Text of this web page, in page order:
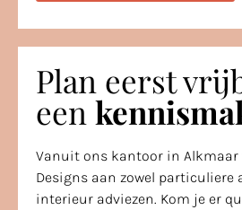
Plan eerst
een
Vanuit ons kantoor in Alkmaar
Designs aan zowel particuliere
interieur adviezen. Kom je er